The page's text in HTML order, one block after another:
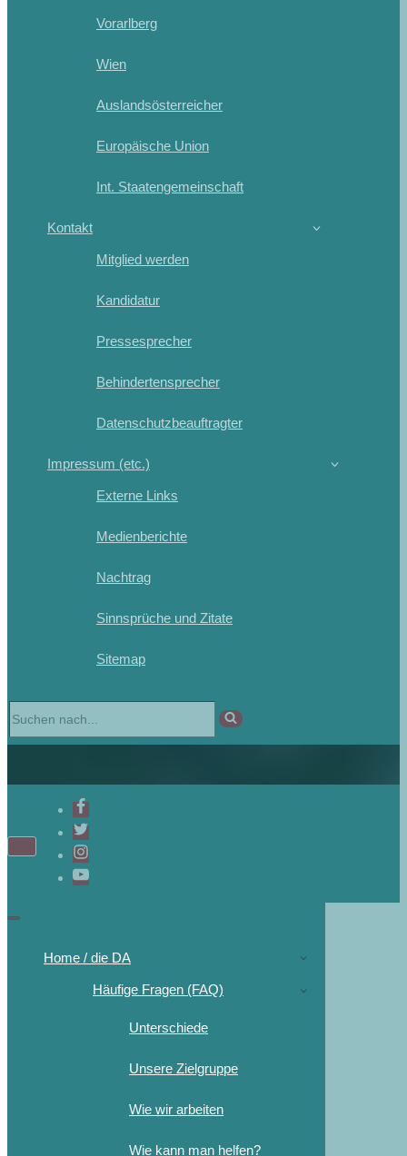
Vorarlberg
Wien
Auslandsösterreicher
Europäische Union
Int. Staatengemeinschaft
Kontakt
Mitglied werden
Kandidatur
Pressesprecher
Behindertensprecher
Datenschutzbeauftragter
Impressum (etc.)
Externe Links
Medienberichte
Nachtrag
Sinnsprüche und Zitate
Sitemap
Home / die DA
Häufige Fragen (FAQ)
Unterschiede
Unsere Zielgruppe
Wie wir arbeiten
Wie kann man helfen?